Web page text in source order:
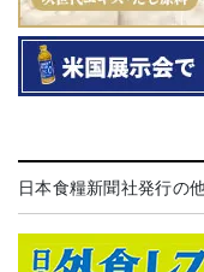
日本食糧新聞社発行の